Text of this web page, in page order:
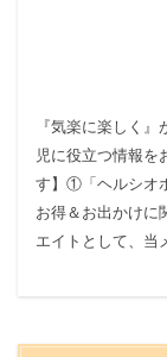
『気楽に楽しく
児に役立つ情報を
す】①「ヘルシオ
お得＆お出かけ
エイトとして、当